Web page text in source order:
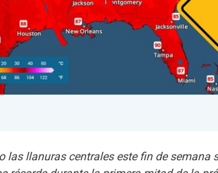
las llanuras centrales este fin de semana